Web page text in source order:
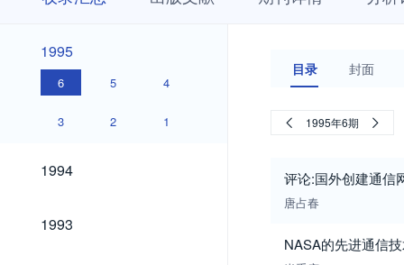
1995
1995
6 5 4
3 2 1
1994
1994
1993
1993
目录 封面
1995年6期
评论:国外创建通信
唐占春
NASA的先进通信